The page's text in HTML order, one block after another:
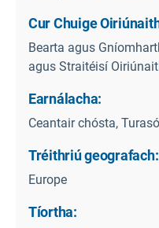
Cur Chuige
Bearta agus
agus Straitéisí
Earnálacha:
Ceantair chósta,
Tréithriú geografach:
Europe
Tíortha: